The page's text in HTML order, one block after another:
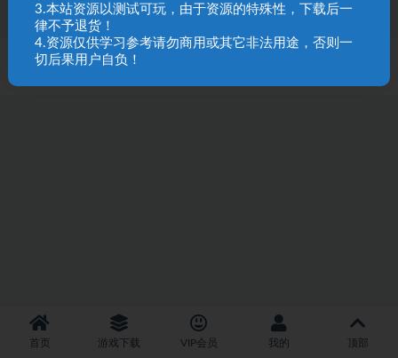
SQL 请求数：33 次
首页 游戏下载 VIP会员 我的 顶部
3.本站资源以测试可玩，由于资源的特殊性，下载后一
律不予退货！
4.资源仅供学习参考请勿商用或其它非法用途，否则一
切后果用户自负！